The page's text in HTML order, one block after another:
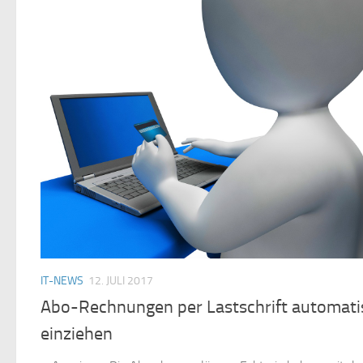
IT-NEWS 12. JULI 2017
Abo-Rechnungen per Lastschrift
einziehen